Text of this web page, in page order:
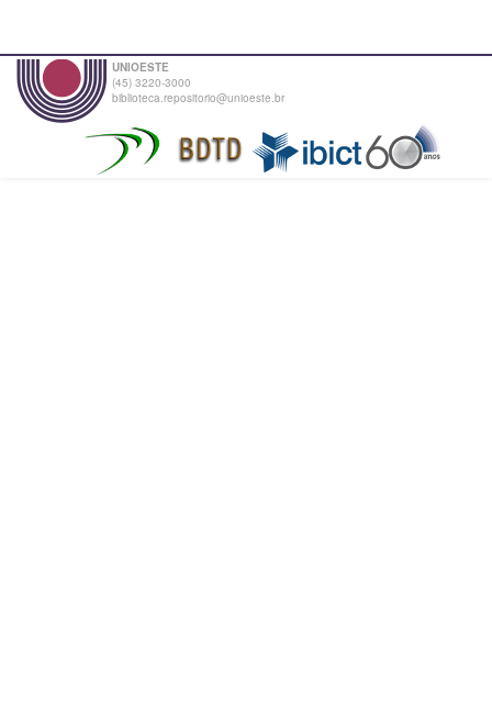
UNIOESTE
(45) 3220-3000
biblioteca.repositorio@unioeste.br